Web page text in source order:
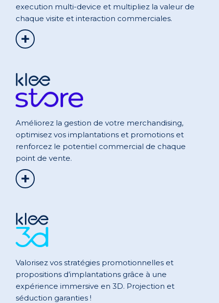
execution multi-device et multipliez la valeur de
chaque visite et interaction commerciales.
+
Améliorez la gestion de votre merchandising,
optimisez vos implantations et promotions et
renforcez le potentiel commercial de chaque
point de vente.
+
Valorisez vos stratégies promotionnelles et
propositions d’implantations grâce à une
expérience immersive en 3D. Projection et
séduction garanties !